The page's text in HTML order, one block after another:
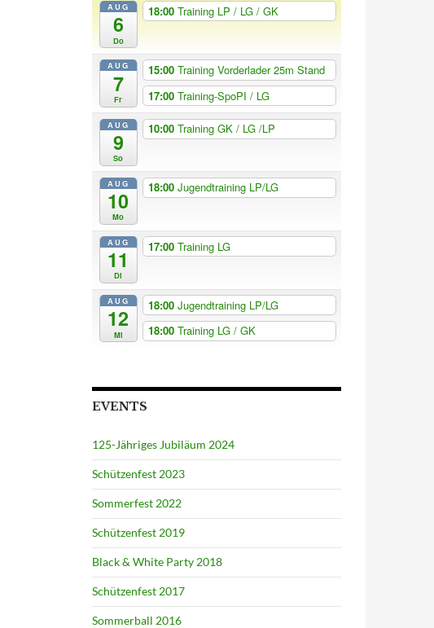
AUG
6
Do
18:00 Training LP / LG / GK
AUG
7
Fr
15:00 Training Vorderlader 25m Stand
17:00 Training-SpoPI / LG
AUG
9
So
10:00 Training GK / LG /LP
AUG
10
Mo
18:00 Jugendtraining LP/LG
AUG
11
Di
17:00 Training LG
AUG
12
Mi
18:00 Jugendtraining LP/LG
18:00 Training LG / GK
EVENTS
125-Jähriges Jubiläum 2024
Schützenfest 2023
Sommerfest 2022
Schützenfest 2019
Black & White Party 2018
Schützenfest 2017
Sommerball 2016